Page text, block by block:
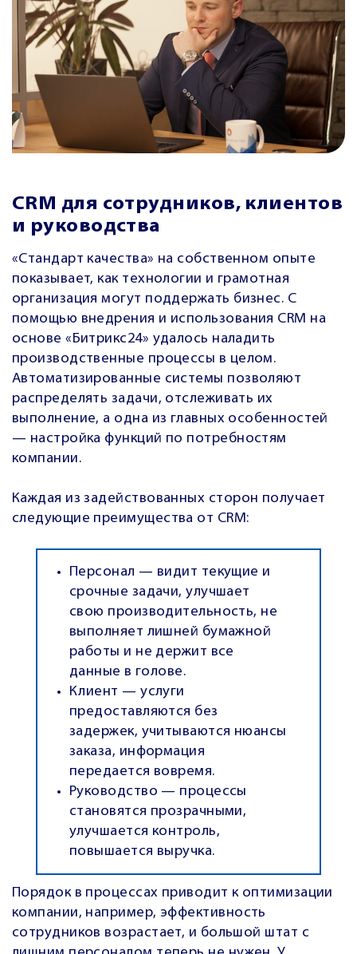
CRM для сотрудников, клиентов
и руководства
«Стандарт качества» на собственном опыте
показывает, как технологии и грамотная
организация могут поддержать бизнес. С
помощью внедрения и использования CRM на
основе «Битрикс24» удалось наладить
производственные процессы в целом.
Автоматизированные системы позволяют
распределять задачи, отслеживать их
выполнение, а одна из главных особенностей
— настройка функций по потребностям
компании.
Каждая из задействованных сторон получает
следующие преимущества от CRM:
Персонал — видит текущие и
срочные задачи, улучшает
свою производительность, не
выполняет лишней бумажной
работы и не держит все
данные в голове.
Клиент — услуги
предоставляются без
задержек, учитываются нюансы
заказа, информация
передается вовремя.
Руководство — процессы
становятся прозрачными,
улучшается контроль,
повышается выручка.
Порядок в процессах приводит к оптимизации
компании, например, эффективность
сотрудников возрастает, и большой штат с